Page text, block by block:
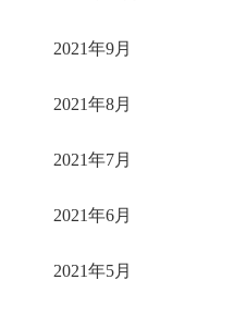
2021年9月
2021年8月
2021年7月
2021年6月
2021年5月